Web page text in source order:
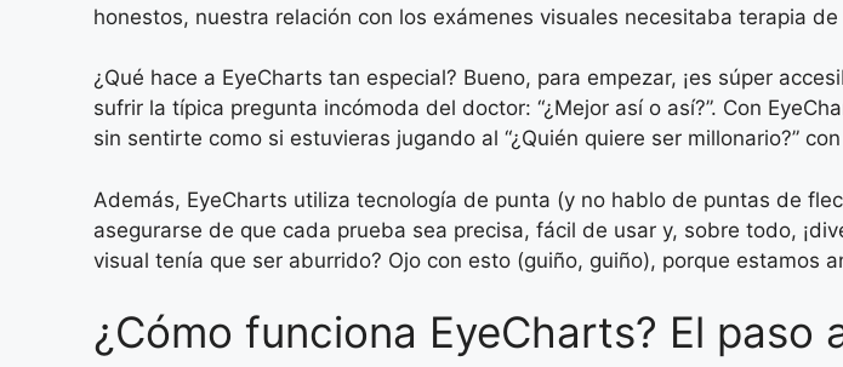
honestos, nuestra relación con los exámenes visuales necesitaba terapia
¿Qué hace a EyeCharts tan especial? Bueno, para empezar, ¡es súper
sufrir la típica pregunta incómoda del doctor: “¿Mejor así o así?”. Con
sin sentirte como si estuvieras jugando al “¿Quién quiere ser millonario?”
Además, EyeCharts utiliza tecnología de punta (y no hablo de puntas de
asegurarse de que cada prueba sea precisa, fácil de usar y, sobre todo,
visual tenía que ser aburrido? Ojo con esto (guiño, guiño), porque estamos
¿Cómo funciona EyeCharts? El